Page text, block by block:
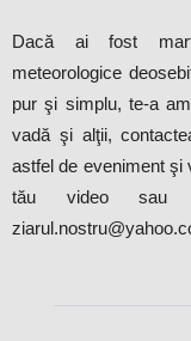
Dacă ai fost
meteorologice
pur şi simplu, te-a
vadă şi alţii,
astfel de eveniment şi
tău video sau